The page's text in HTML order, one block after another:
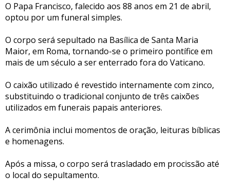
O Papa Francisco, falecido aos 88 anos em 21 de abril,
optou por um funeral simples.
O corpo será sepultado na Basílica de Santa Maria
Maior, em Roma, tornando-se o primeiro pontífice em
mais de um século a ser enterrado fora do Vaticano.
O caixão utilizado é revestido internamente com zinco,
substituindo o tradicional conjunto de três caixões
utilizados em funerais papais anteriores. ​
A cerimônia inclui momentos de oração, leituras bíblicas
e homenagens.
Após a missa, o corpo será trasladado em procissão até
o local do sepultamento.​